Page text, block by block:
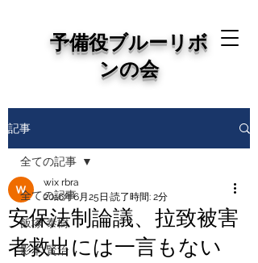
予備役ブルーリボ
ンの会
記事
全ての記事
飯塚 泰樹
影本 賢治
全ての記事
安保法制論議、拉致被害
者救出には一言もない
wix rbra
2016年6月25日 読了時間: 2分